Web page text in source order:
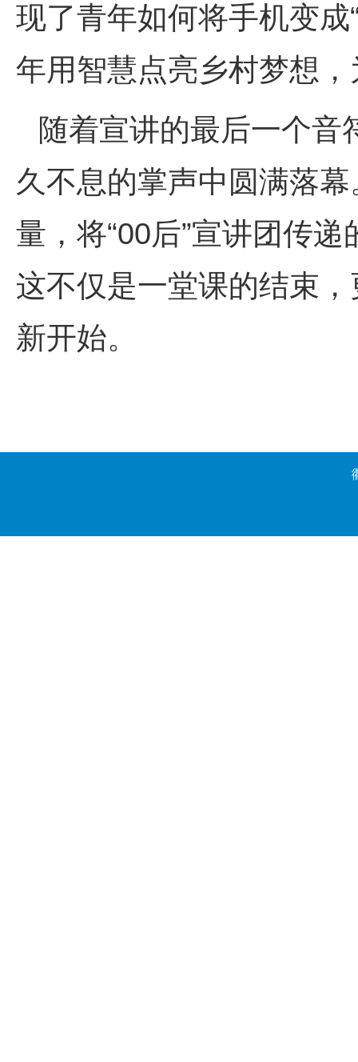
现了青年如何将手机变成
年用智慧点亮乡村梦想
随着宣讲的最后一个音
久不息的掌声中圆满落
量，将“00后”宣讲团传
这不仅是一堂课的结束
新开始。